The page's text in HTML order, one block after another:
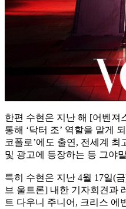
한편 수현은 지난 해 [어벤져
통해 ‘닥터 조’ 역할을 맡게
코폴로’에도 출연, 전세계
및 광고에 등장하는 등 그야
특히 수현은 지난 4월 17일(
브 울트론] 내한 기자회견과
트 다우니 주니어, 크리스 에